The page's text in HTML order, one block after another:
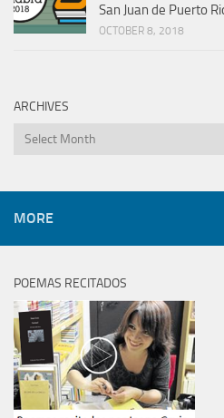
San Juan de Puerto
OCTOBER 8, 2018
ARCHIVES
Archives
MORE
POEMAS RECITADOS